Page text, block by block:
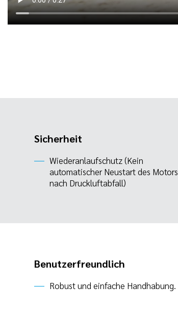
Sicherheit
Wiederanlaufschutz (Kein
automatischer Neustart des Motors
nach Druckluftabfall)
Benutzerfreundlich
Robust und einfache Handhabung.